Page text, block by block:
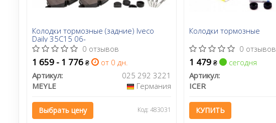
Колодки тормозные (задние) Iveco
Daily 35C15 06-
0 отзывов
1 659 - 1 776 ₴
от 0 дн.
Артикул:
025 292 3221
MEYLE
Германия
Выбрать цену Код: 483031
Колодки тормозные
0 отзывов
1 479 ₴
сегодня
Артикул:
ICER
КУПИТЬ